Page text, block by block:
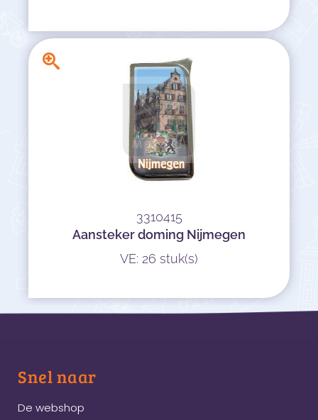
3310415
Aansteker doming Nijmegen
VE: 26 stuk(s)
Snel naar
De webshop